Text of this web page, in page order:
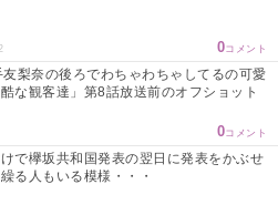
0コメント
友梨奈の後ろでわちゃわちゃしてるの可愛
な観客達」第8話放送前のオフショット
0コメント
で欅坂共和国発表の翌日に発表をかぶせ
る人もいる模様・・・